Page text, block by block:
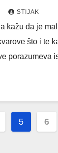
STIJAK
kažu da je
što i te
porazumeva
5 6